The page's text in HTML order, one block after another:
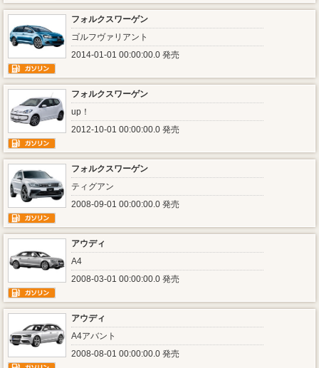
フォルクスワーゲン
ゴルフヴァリアント
2014-01-01 00:00:00.0 発売
フォルクスワーゲン
up！
2012-10-01 00:00:00.0 発売
フォルクスワーゲン
ティグアン
2008-09-01 00:00:00.0 発売
アウディ
A4
2008-03-01 00:00:00.0 発売
アウディ
A4アバント
2008-08-01 00:00:00.0 発売